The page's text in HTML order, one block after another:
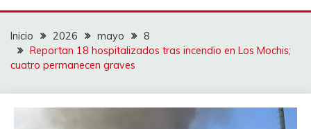
CENTROVER
NOTICIAS
Inicio 2026 mayo
8
Reportan 18 hospitalizados tras incendio en Los Mochis;
cuatro permanecen graves